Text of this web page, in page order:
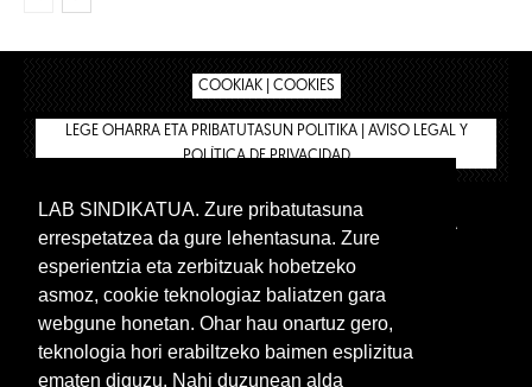
COOKIAK | COOKIES
LEGE OHARRA ETA PRIBATUTASUN POLITIKA | AVISO LEGAL Y
POLÍTICA DE PRIVACIDAD
BIZILAN.EUS
TIENDA
INTRANET 🔑
Euskera Castellano
LAB SINDIKATUA. Zure pribatutasuna
errespetatzea da gure lehentasuna. Zure
esperientzia eta zerbitzuak hobetzeko
asmoz, cookie teknologiaz baliatzen gara
webgune honetan. Ohar hau onartuz gero,
teknologia hori erabiltzeko baimen esplizitua
ematen diguzu. Nahi duzunean alda